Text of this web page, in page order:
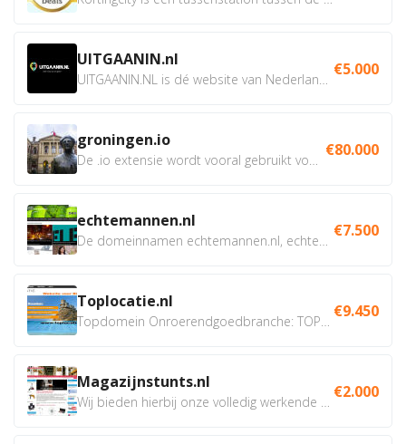
UITGAANIN.nl €5.000
groningen.io €80.000
echtemannen.nl €7.500
Toplocatie.nl €9.450
Magazijnstunts.nl €2.000